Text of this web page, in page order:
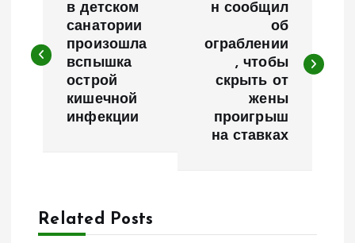
в
ц
в детском
санатории
произошла
вспышка
острой
кишечной
инфекции
н сообщил
об
ограблении
, чтобы
скрыть от
жены
проигрыш
на ставках
Related Posts